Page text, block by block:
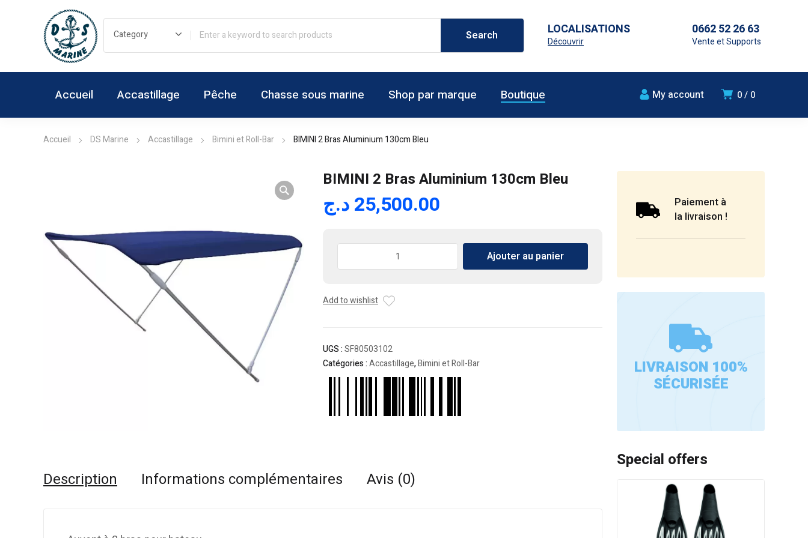
LOCALISATIONS
Découvrir
0662 52 26 63
Vente et Supports
0 0
My account
Accueil Accastillage Pêche Chasse sous marine Shop par marque Boutique
Accueil DS Marine Accastillage Bimini et Roll-Bar BIMINI 2 Bras Aluminium 130cm Bleu
BIMINI 2 Bras Aluminium 130cm Bleu
25,500.00د.ج
Bras
Ajouter au panier
Add to wishlist
UGS :SF80503102
Catégories :Accastillage,Bimini et Roll-Bar
Description Informations complémentaires Avis (0)
Paiement à
la livraison !
LIVRAISON 100%
SÉCURISÉE
Special offers